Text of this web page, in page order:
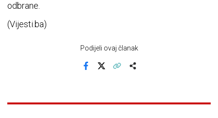
odbrane.
(Vijesti.ba)
Podijeli ovaj članak